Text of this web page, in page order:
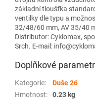
základní tloušťka
ventilky dle typu a
32/48/60 mm, AV 35/40
Distributor: Cyklomax,
Srch. E-mail:
Doplňkové
Kategorie:
Duše 26
Hmotnost:
0.23 kg